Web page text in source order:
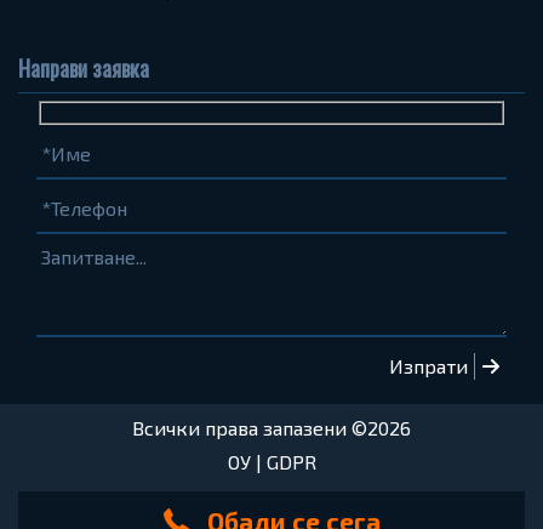
Направи заявка
Име
(задължително)
Телефон
(задължително)
Запитване...
Всички права запазени ©2026
ОУ| GDPR
Обади се сега